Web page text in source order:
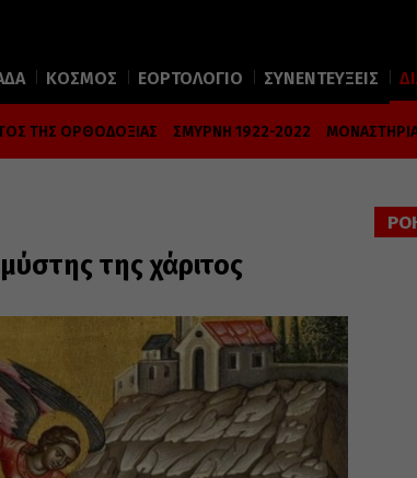
ΚΟΣΜΟΣ ΕΟΡΤΟΛΟΓΙΟ ΣΥΝΕΝΤΕΥΞΕΙΣ
ΤΗΣ ΟΡΘΟΔΟΞΙΑΣ ΣΜΥΡΝΗ 1922-2022
της χάριτος